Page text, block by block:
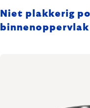
Niet plakkerig
binnenoppervlak